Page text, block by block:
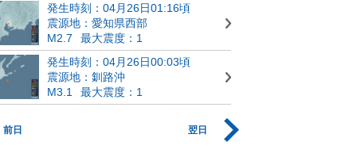
発生時刻：04月26日01:16頃
震源地：愛知県西部
M2.7
最大震度：1
発生時刻：04月26日00:03頃
震源地：釧路沖
M3.1
最大震度：1
前日 翌日